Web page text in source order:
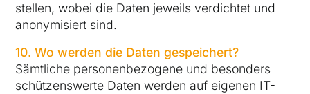
stellen, wobei die Daten jeweils verdichtet und
anonymisiert sind.
10. Wo werden die Daten gespeichert?
Sämtliche personenbezogene und besonders
schützenswerte Daten werden auf eigenen IT-